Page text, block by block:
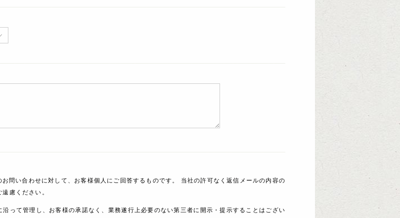
問い合わせに対して、お客様個人にご回答するものです。 当社の許可なく返信メールの内容の
慮ください。
って管理し、お客様の承諾なく、業務遂行上必要のない第三者に開示・提示することはござい